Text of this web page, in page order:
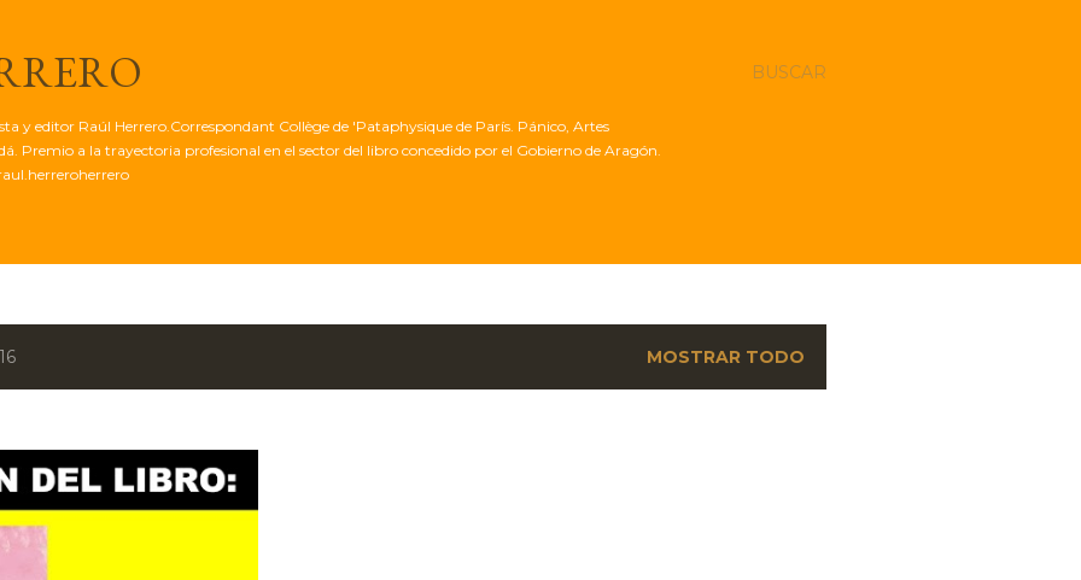
BUSCAR
y editor Raúl Herrero.Correspondant Collège de 'Pataphysique de París. Pánico, Artes
Premio a la trayectoria profesional en el sector del libro concedido por el Gobierno de Aragón.
MOSTRAR TODO